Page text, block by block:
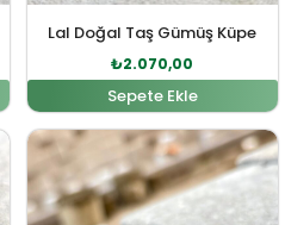
Lal Doğal Taş Gümüş Küpe
₺2.070,00
Sepete Ekle
₺3.279,00. Orijinal fiyat:Şu andaki